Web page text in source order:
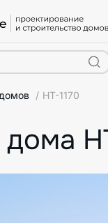
HT-1170